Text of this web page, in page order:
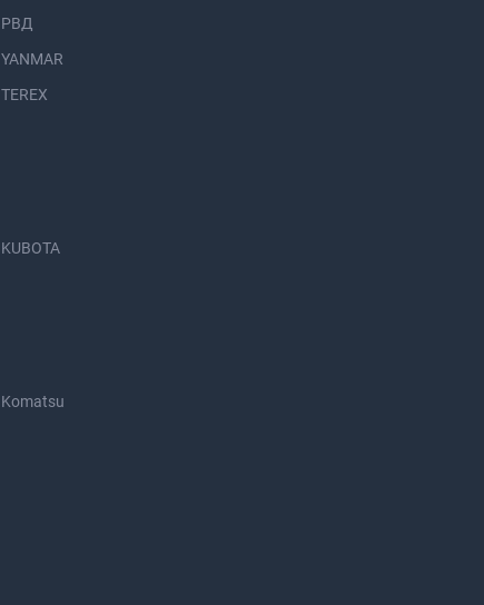
РВД
YANMAR
TEREX
KUBOTA
Komatsu